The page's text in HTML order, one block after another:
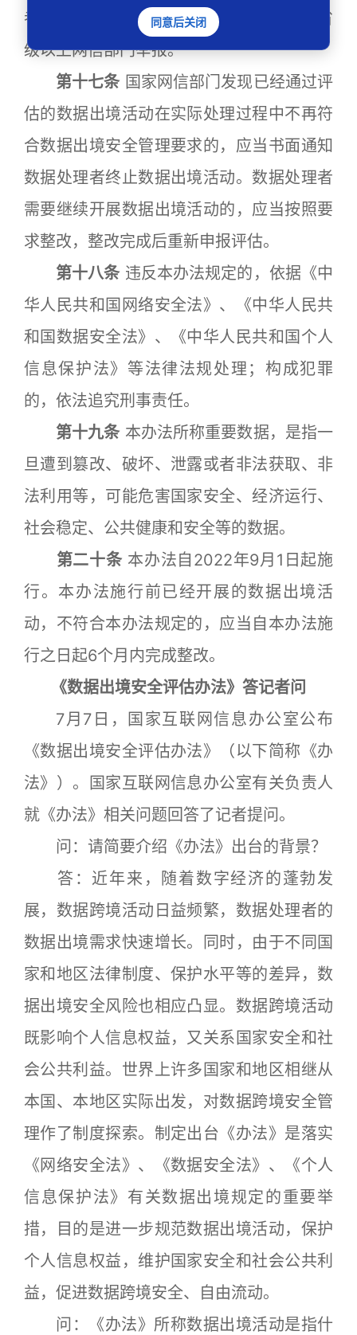
者违反本办法向境外提供数据的，可以向省
级以上网信部门举报。
第十七条 国家网信部门发现已经通过评
估的数据出境活动在实际处理过程中不再符
合数据出境安全管理要求的，应当书面通知
数据处理者终止数据出境活动。数据处理者
需要继续开展数据出境活动的，应当按照要
求整改，整改完成后重新申报评估。
第十八条 违反本办法规定的，依据《中
华人民共和国网络安全法》、《中华人民共
和国数据安全法》、《中华人民共和国个人
信息保护法》等法律法规处理；构成犯罪
的，依法追究刑事责任。
第十九条 本办法所称重要数据，是指一
旦遭到篡改、破坏、泄露或者非法获取、非
法利用等，可能危害国家安全、经济运行、
社会稳定、公共健康和安全等的数据。
第二十条 本办法自2022年9月1日起施
行。本办法施行前已经开展的数据出境活
动，不符合本办法规定的，应当自本办法施
行之日起6个月内完成整改。
《数据出境安全评估办法》答记者问
7月7日，国家互联网信息办公室公布
《数据出境安全评估办法》（以下简称《办
法》）。国家互联网信息办公室有关负责人
就《办法》相关问题回答了记者提问。
问：请简要介绍《办法》出台的背景？
答：近年来，随着数字经济的蓬勃发
展，数据跨境活动日益频繁，数据处理者的
数据出境需求快速增长。同时，由于不同国
家和地区法律制度、保护水平等的差异，数
据出境安全风险也相应凸显。数据跨境活动
既影响个人信息权益，又关系国家安全和社
会公共利益。世界上许多国家和地区相继从
本国、本地区实际出发，对数据跨境安全管
理作了制度探索。制定出台《办法》是落实
《网络安全法》、《数据安全法》、《个人
信息保护法》有关数据出境规定的重要举
措，目的是进一步规范数据出境活动，保护
个人信息权益，维护国家安全和社会公共利
益，促进数据跨境安全、自由流动。
问：《办法》所称数据出境活动是指什
同意后关闭